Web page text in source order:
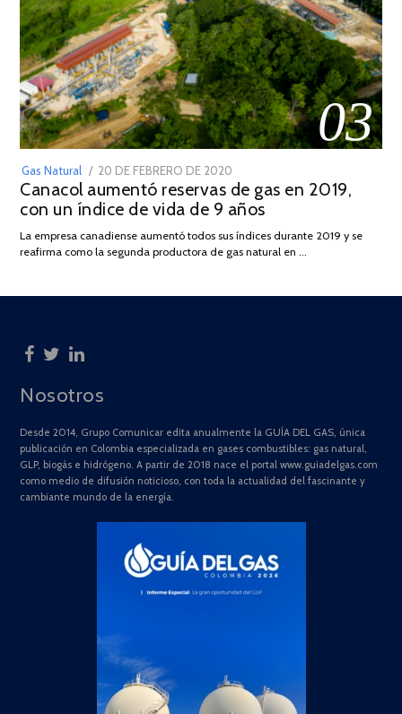
03
Gas Natural
POSTED
ON
20 DE FEBRERO DE 2020
DE
JULIO
2025
Canacol aumentó reservas de gas en 2019,
con un índice de vida de 9 años
La empresa canadiense aumentó todos sus índices durante 2019 y se
reafirma como la segunda productora de gas natural en …
Nosotros
Desde 2014, Grupo Comunicar edita anualmente la GUÍA DEL GAS, única
publicación en Colombia especializada en gases combustibles: gas natural,
GLP, biogás e hidrógeno. A partir de 2018 nace el portal www.guiadelgas.com
como medio de difusión noticioso, con toda la actualidad del fascinante y
cambiante mundo de la energía.